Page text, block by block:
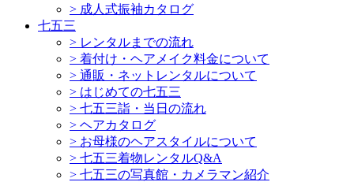
> 成人式振袖カタログ
七五三
> レンタルまでの流れ
> 着付け・ヘアメイク料金について
> 通販・ネットレンタルについて
> はじめての七五三
> 七五三詣・当日の流れ
> ヘアカタログ
> お母様のヘアスタイルについて
> 七五三着物レンタルQ&A
> 七五三の写真館・カメラマン紹介